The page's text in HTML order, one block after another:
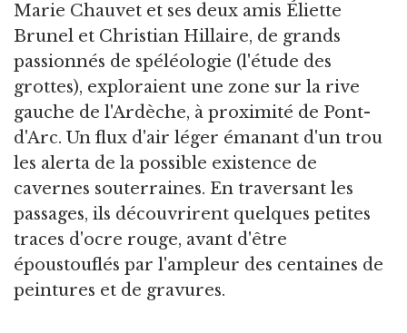
Marie Chauvet et ses deux amis Éliette
Brunel et Christian Hillaire, de grands
passionnés de spéléologie (l'étude des
grottes), exploraient une zone sur la rive
gauche de l'Ardèche, à proximité de Pont-
d'Arc. Un flux d'air léger émanant d'un trou
les alerta de la possible existence de
cavernes souterraines. En traversant les
passages, ils découvrirent quelques petites
traces d'ocre rouge, avant d'être
époustouflés par l'ampleur des centaines de
peintures et de gravures.